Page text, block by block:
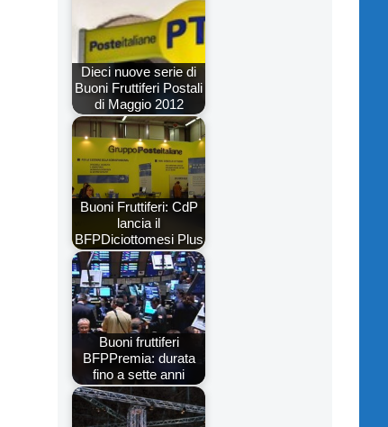
Dieci nuove serie di
Buoni Fruttiferi Postali
di Maggio 2012
Buoni Fruttiferi: CdP
lancia il
BFPDiciottomesi Plus
Buoni fruttiferi
BFPPremia: durata
fino a sette anni